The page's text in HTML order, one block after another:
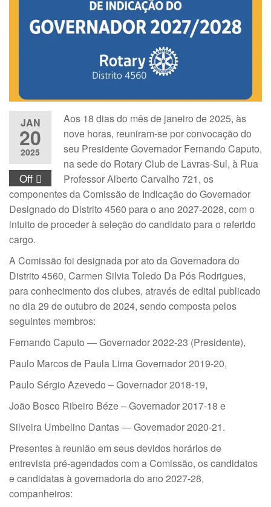
JAN
20
2025
Off
Aos 18 dias do mês de janeiro de 2025, às
nove horas, reuniram-se por convocação do
seu Presidente Governador Fernando Caputo,
na sede do Rotary Club de Lavras-Sul, à Rua
Professor Alberto Carvalho 721, os
componentes da Comissão de Indicação do Governador
Designado do Distrito 4560 para o ano 2027-2028, com o
intuito de proceder à seleção do candidato para o referido
cargo.
A Comissão foi designada por ato da Governadora do
Distrito 4560, Carmen Silvia Toledo Da Pós Rodrigues,
para conhecimento dos clubes, através de edital publicado
no dia 29 de outubro de 2024, sendo composta pelos
seguintes membros:
Fernando Caputo — Governador 2022-23 (Presidente),
Paulo Marcos de Paula Lima Governador 2019-20,
Paulo Sérgio Azevedo – Governador 2018-19,
João Bosco Ribeiro Béze – Governador 2017-18 e
Silveira Umbelino Dantas — Governador 2020-21.
Presentes à reunião em seus devidos horários de
entrevista pré-agendados com a Comissão, os candidatos
e candidatas à governadoria do ano 2027-28,
companheiros: